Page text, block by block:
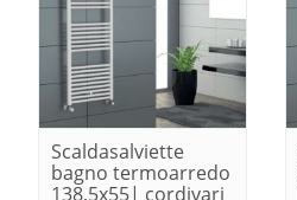
Scaldasalviette
bagno termoarredo
138,5x55| cordivari